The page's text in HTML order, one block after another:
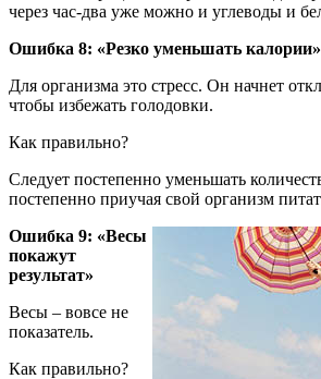
через час-два уже можно и углеводы и
Ошибка 8: «Резко уменьшать калории»
Для организма это стресс. Он начнет
чтобы избежать голодовки.
Как правильно?
Следует постепенно уменьшать
постепенно приучая свой организм
Ошибка 9: «Весы
покажут
результат»
Весы – вовсе не
показатель.
Как правильно?